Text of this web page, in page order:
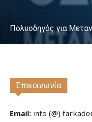
Πολυοδηγός για
Επικοινωνία
Email: info (@)